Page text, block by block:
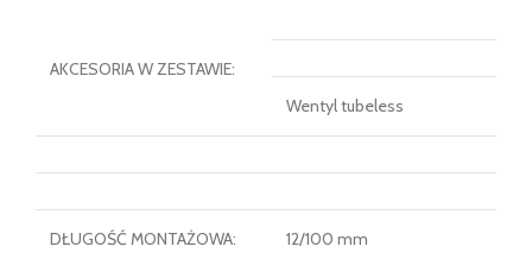
AKCESORIA W ZESTAWIE:
Wentyl tubeless
DŁUGOŚĆ MONTAŻOWA: 12/100 mm